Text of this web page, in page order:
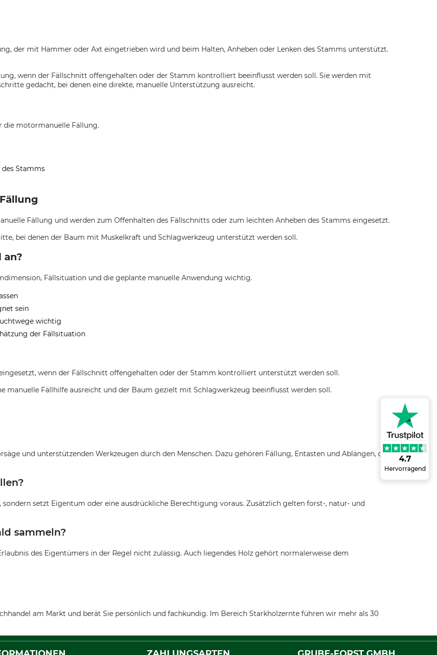
4.7
Hervorragend
der mit Hammer oder Axt eingetrieben wird und beim Halten, Anheben oder Lenken des Stamms unterstützt.
wenn der Fällschnitt offengehalten oder der Stamm kontrolliert beeinflusst werden soll. Sie werden mit
gedacht, bei denen eine direkte, manuelle Unterstützung ausreicht.
die motormanuelle Fällung.
Stamms
Fällung und werden zum Offenhalten des Fällschnitts oder zum leichten Anheben des Stamms eingesetzt.
bei denen der Baum mit Muskelkraft und Schlagwerkzeug unterstützt werden soll.
an?
Fällsituation und die geplante manuelle Anwendung wichtig.
sein
wichtig
der Fällsituation
wenn der Fällschnitt offengehalten oder der Stamm kontrolliert unterstützt werden soll.
manuelle Fällhilfe ausreicht und der Baum gezielt mit Schlagwerkzeug beeinflusst werden soll.
und unterstützenden Werkzeugen durch den Menschen. Dazu gehören Fällung, Entasten und Ablängen, oft
setzt Eigentum oder eine ausdrückliche Berechtigung voraus. Zusätzlich gelten forst-, natur- und
sammeln?
des Eigentümers in der Regel nicht zulässig. Auch liegendes Holz gehört normalerweise dem
am Markt und berät Sie persönlich und fachkundig. Im Bereich Starkholzernte führen wir mehr als 30